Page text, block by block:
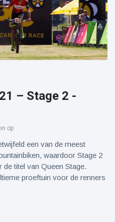
– Stage 2 -
op
een van de meest
waardoor Stage 2
titel van Queen Stage.
proeftuin voor de renners